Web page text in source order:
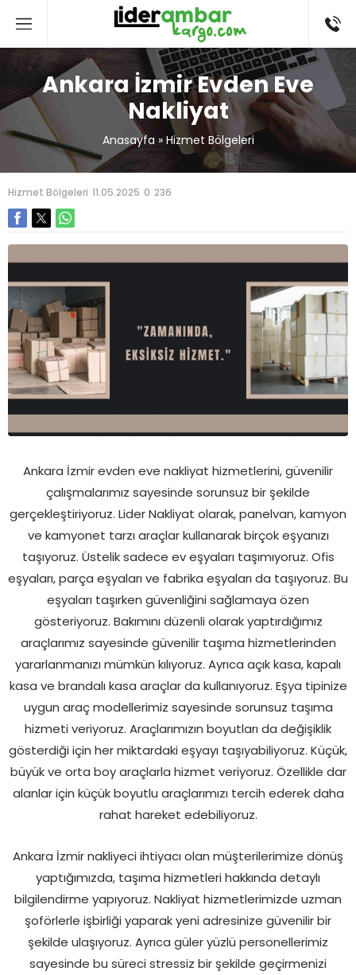
Ankara İzmir Evden Eve
Nakliyat
Anasayfa» Hizmet Bölgeleri
Hizmet Bölgeleri 11.05.2025 0 236
Ankara İzmir evden eve nakliyat hizmetlerini, güvenilir
çalışmalarımız sayesinde sorunsuz bir şekilde
gerçekleştiriyoruz. Lider Nakliyat olarak, panelvan, kamyon
ve kamyonet tarzı araçlar kullanarak birçok eşyanızı
taşıyoruz. Üstelik sadece ev eşyaları taşımıyoruz. Ofis
eşyaları, parça eşyaları ve fabrika eşyaları da taşıyoruz. Bu
eşyaları taşırken güvenliğini sağlamaya özen
gösteriyoruz. Bakımını düzenli olarak yaptırdığımız
araçlarımız sayesinde güvenilir taşıma hizmetlerinden
yararlanmanızı mümkün kılıyoruz. Ayrıca açık kasa, kapalı
kasa ve brandalı kasa araçlar da kullanıyoruz. Eşya tipinize
uygun araç modellerimiz sayesinde sorunsuz taşıma
hizmeti veriyoruz. Araçlarımızın boyutları da değişiklik
gösterdiği için her miktardaki eşyayı taşıyabiliyoruz. Küçük,
büyük ve orta boy araçlarla hizmet veriyoruz. Özellikle dar
alanlar için küçük boyutlu araçlarımızı tercih ederek daha
rahat hareket edebiliyoruz.
Ankara İzmir nakliyeci ihtiyacı olan müşterilerimize dönüş
yaptığımızda, taşıma hizmetleri hakkında detaylı
bilgilendirme yapıyoruz. Nakliyat hizmetlerimizde uzman
şoförlerle işbirliği yaparak yeni adresinize güvenilir bir
şekilde ulaşıyoruz. Ayrıca güler yüzlü personellerimiz
sayesinde bu süreci stressiz bir şekilde geçirmenizi